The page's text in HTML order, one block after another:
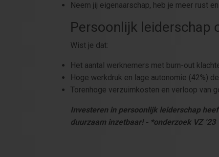
Neem jij eigenaarschap, heb je meer rust
Persoonlijk leiderschap
Wist je dat:
Het aantal werknemers met burn-out
Hoge werkdruk en lage autonomie (42%)
Torenhoge verzuimkosten en verloop van
Investeren in persoonlijk leiderschap
duurzaam inzetbaar! - *onderzoek VZ ‘23